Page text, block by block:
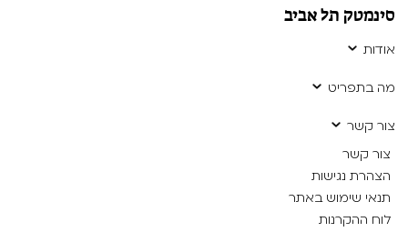
סינמטק תל אביב
אודות
מה בתפריט
צור קשר
צור קשר
הצהרת נגישות
תנאי שימוש באתר
לוח ההקרנות